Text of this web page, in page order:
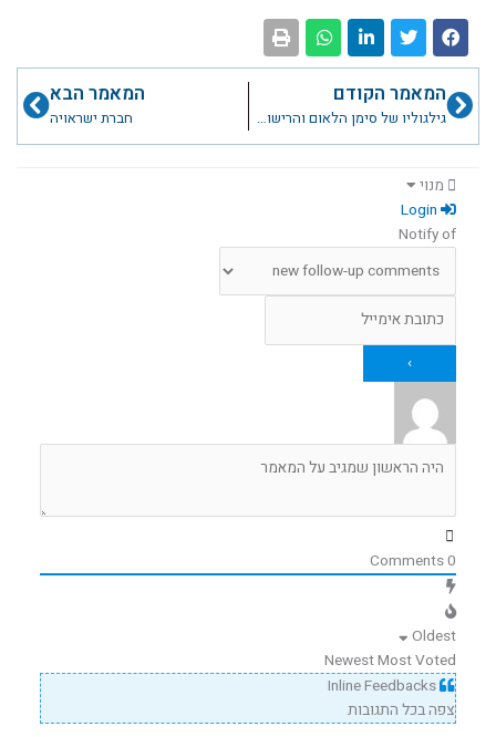
קודםהמאמר הקודם
גילגוליו של סימן הלאום והרישום של כלי טיס בישראל
המאמר הבא
חברת ישראויה
הבא
מנוי
Notify of
0
Oldest
NewestMost Voted
צפה בכל התגובות